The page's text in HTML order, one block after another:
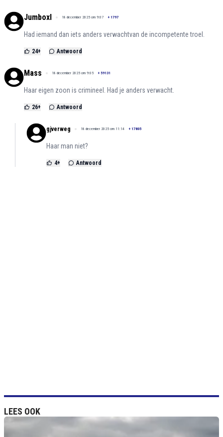
Jumboxl 18 december 2025 om 9:07 + 1797
Had iemand dan iets anders verwachtvan de incompetente troel.
24+ Antwoord
Mass 18 december 2025 om 9:05 + 59131
Haar eigen zoon is crimineel. Had je anders verwacht.
26+ Antwoord
gjverweg 18 december 2025 om 11:14 + 17805
Haar man niet?
4+ Antwoord
LEES OOK